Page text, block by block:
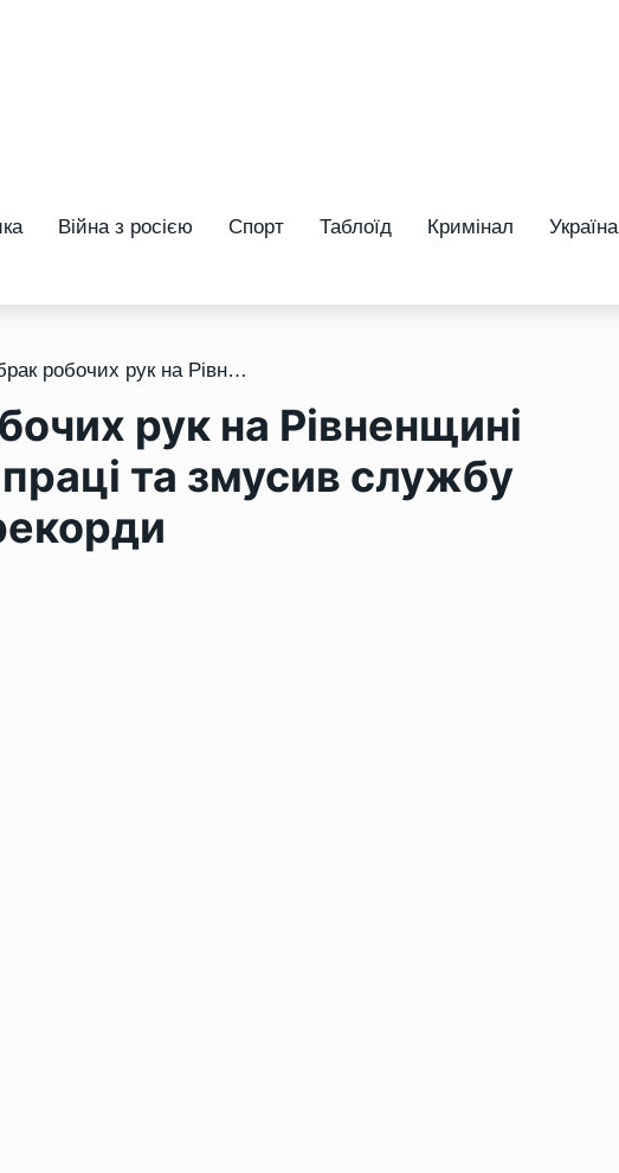
Війна з росією Спорт Таблоїд Кримінал Україна
/ Тотальний брак робочих рук на Рівненщині перевернув ринок праці та змусив службу зайнятості йти на рекорди
рук на Рівненщині
та змусив службу